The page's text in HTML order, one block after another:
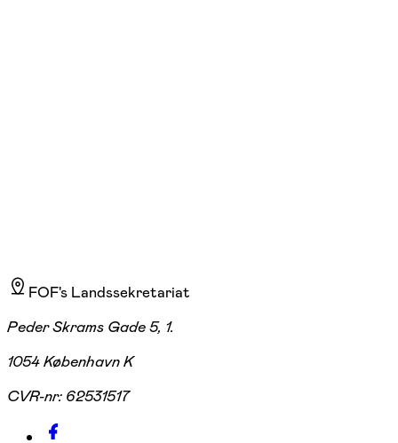
FOF's Landssekretariat
Peder Skrams Gade 5, 1.
1054 København K
CVR-nr: 62531517